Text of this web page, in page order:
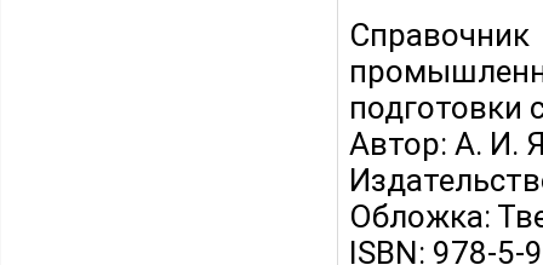
подготовки
Автор: А. И.
Обложка:
ISBN: 978-